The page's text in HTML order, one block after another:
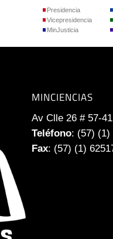
Presidencia
Vicepresidencia
MinJusticia
MINCIENCIAS
Av Clle 26 # 57-
Teléfono: (57) (1)
Fax: (57) (1)